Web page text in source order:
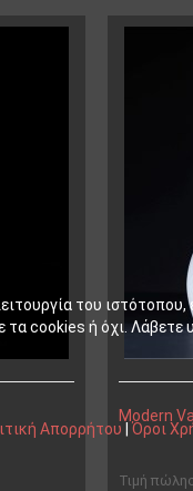
Modern
Τιμή
του
cookies ή όχι. Λάβετε
Απορρήτου
Όροι